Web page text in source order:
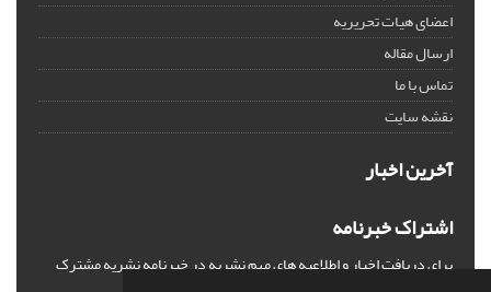
اعضای هیات تحریریه
ارسال مقاله
تماس با ما
نقشه سایت
آخرین اخبار
اشتراک خبرنامه
برای دریافت اخبار و اطلاعیه های مهم نشریه در خبرنامه نشریه مشترک